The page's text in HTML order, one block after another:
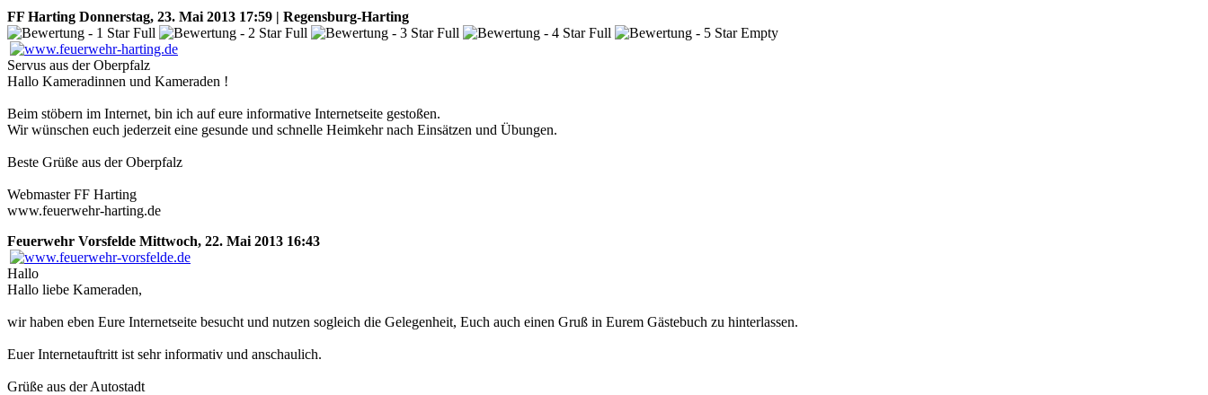
FF Harting Donnerstag, 23. Mai 2013 17:59 | Regensburg-Harting
Servus aus der Oberpfalz
Hallo Kameradinnen und Kameraden !
Beim stöbern im Internet, bin ich auf eure informative Internetseite gestoßen.
Wir wünschen euch jederzeit eine gesunde und schnelle Heimkehr nach Einsätzen und Übungen.
Beste Grüße aus der Oberpfalz
Webmaster FF Harting
www.feuerwehr-harting.de
Feuerwehr Vorsfelde Mittwoch, 22. Mai 2013 16:43
Hallo
Hallo liebe Kameraden,
wir haben eben Eure Internetseite besucht und nutzen sogleich die Gelegenheit, Euch auch einen Gruß in Eurem Gästebuch zu hinterlassen.
Euer Internetauftritt ist sehr informativ und anschaulich.
Grüße aus der Autostadt